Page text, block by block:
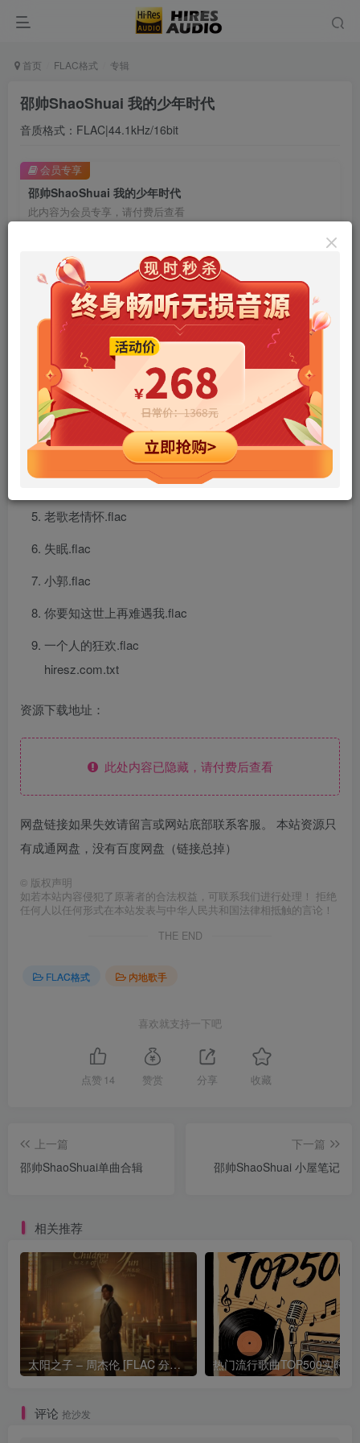
首页 FLAC格式 专辑
邵帅ShaoShuai 我的少年时代
音质格式：FLAC|44.1kHz/16bit
邵帅ShaoShuai 我的少年时代
此内容为会员专享，请付费后查看
9.9 99
年卡会员 免费 永久会员
立即购买
您当前未登录！建议登陆后购买，可保存购买订单
会员专享
我的少年时代.flac
情深缘浅.flac
人造流星.flac
渺无音信.flac
老歌老情怀.flac
失眠.flac
小郭.flac
你要知这世上再难遇我.flac
一个人的狂欢.flac
hiresz.com.txt
资源下载地址：
此处内容已隐藏，请付费后查看
网盘链接如果失效请留言或网站底部联系客服。 本站资源只
有成通网盘，没有百度网盘（链接总掉）
© 版权声明
如若本站内容侵犯了原著者的合法权益，可联系我们进行处理！ 拒绝
任何人以任何形式在本站发表与中华人民共和国法律相抵触的言论！
THE END
FLAC格式 内地歌手
喜欢就支持一下吧
点赞 14 赞赏 分享 收藏
上一篇
邵帅ShaoShuai单曲合辑
下一篇
邵帅ShaoShuai 小屋笔记
相关推荐
太阳之子 – 周杰伦 [FLAC 分轨 192Khz 24bit]
评论 抢沙发